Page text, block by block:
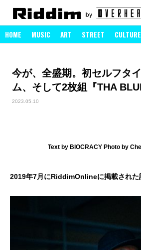
HOME MUSIC ART STREET CULTURE
今が、全盛期。初セルフタ
ム、そして2枚組『THA
2023.05.10
Text by BIOCRACY Photo by
2019年7月にRiddimOnlineに掲載された